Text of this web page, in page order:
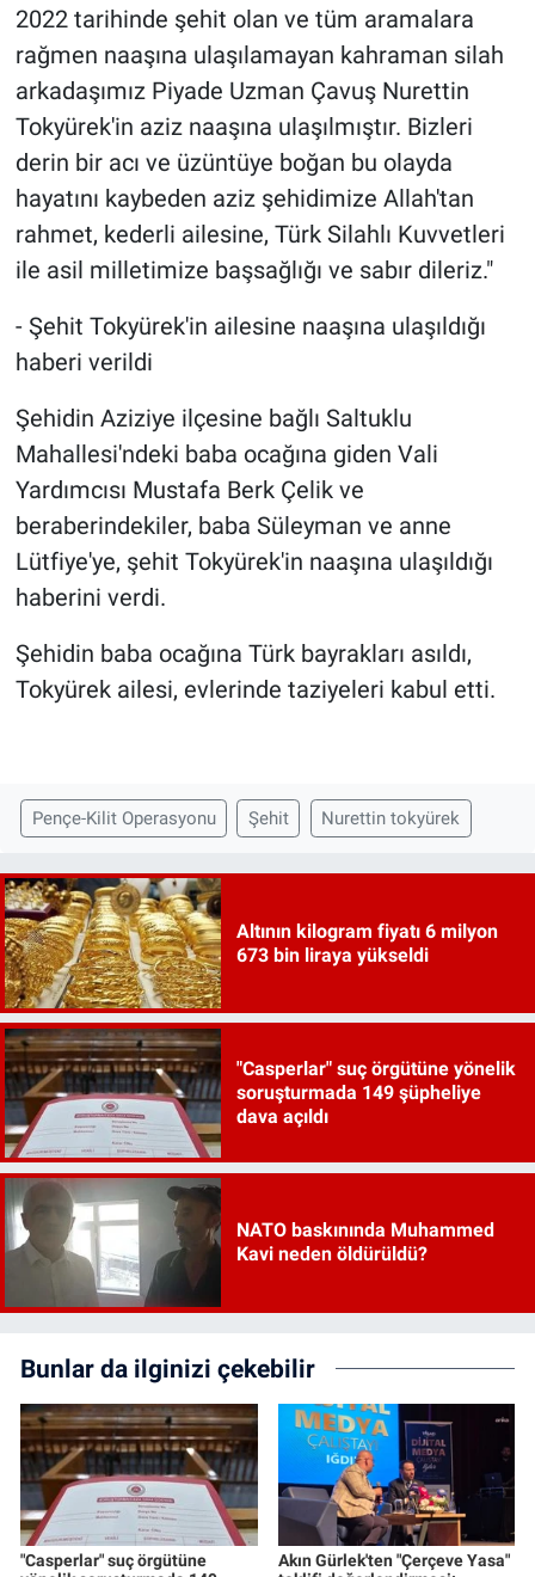
2022 tarihinde şehit olan ve tüm aramalara
rağmen naaşına ulaşılamayan kahraman silah
arkadaşımız Piyade Uzman Çavuş Nurettin
Tokyürek'in aziz naaşına ulaşılmıştır. Bizleri
derin bir acı ve üzüntüye boğan bu olayda
hayatını kaybeden aziz şehidimize Allah'tan
rahmet, kederli ailesine, Türk Silahlı Kuvvetleri
ile asil milletimize başsağlığı ve sabır dileriz."
- Şehit Tokyürek'in ailesine naaşına ulaşıldığı
haberi verildi
Şehidin Aziziye ilçesine bağlı Saltuklu
Mahallesi'ndeki baba ocağına giden Vali
Yardımcısı Mustafa Berk Çelik ve
beraberindekiler, baba Süleyman ve anne
Lütfiye'ye, şehit Tokyürek'in naaşına ulaşıldığı
haberini verdi.
Şehidin baba ocağına Türk bayrakları asıldı,
Tokyürek ailesi, evlerinde taziyeleri kabul etti.
Pençe-Kilit Operasyonu Şehit Nurettin tokyürek
Altının kilogram fiyatı 6 milyon
673 bin liraya yükseldi
"Casperlar" suç örgütüne yönelik
soruşturmada 149 şüpheliye
dava açıldı
NATO baskınında Muhammed
Kavi neden öldürüldü?
Bunlar da ilginizi çekebilir
"Casperlar" suç örgütüne
Akın Gürlek'ten "Çerçeve Yasa"